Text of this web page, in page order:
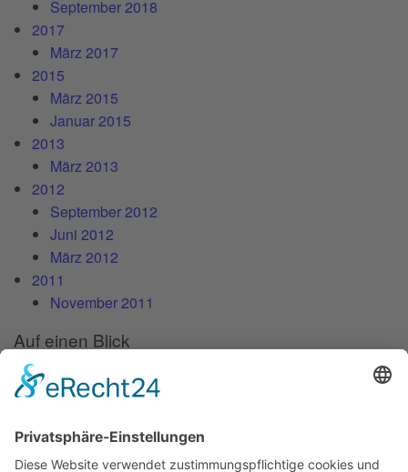
September 2018
2017
März 2017
2015
März 2015
Januar 2015
2013
März 2013
2012
September 2012
Juni 2012
März 2012
2011
November 2011
Auf einen Blick
Forschung
Musikalien-Leihmaterial
Publikationen